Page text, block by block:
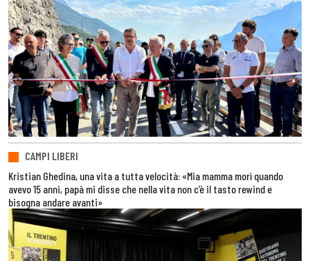
CAMPI LIBERI
Kristian Ghedina, una vita a tutta velocità: «Mia mamma morì quando
avevo 15 anni, papà mi disse che nella vita non c’è il tasto rewind e
bisogna andare avanti»